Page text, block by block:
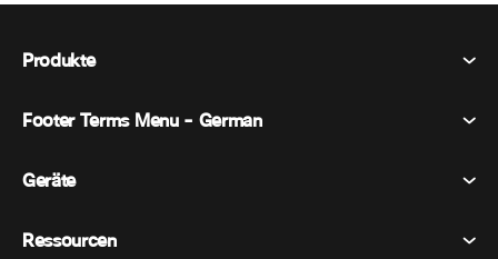
Produkte
Webex Suite
Nachrichten
Footer Terms Menu - German
Allgemeine Geschäftsbedingungen
Geräte
Raumgeräte
Ressourcen